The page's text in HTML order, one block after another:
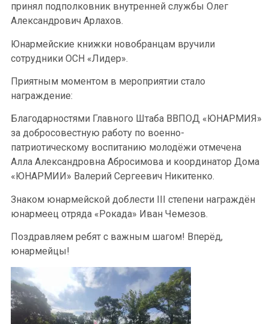
принял подполковник внутренней службы Олег
Александрович Арлахов.
Юнармейские книжки новобранцам вручили
сотрудники ОСН «Лидер».
Приятным моментом в мероприятии стало
награждение:
Благодарностями Главного Штаба ВВПОД «ЮНАРМИЯ»
за добросовестную работу по военно-
патриотическому воспитанию молодёжи отмечена
Алла Александровна Абросимова и координатор Дома
«ЮНАРМИИ» Валерий Сергеевич Никитенко.
Знаком юнармейской доблести III степени награждён
юнармеец отряда «Рокада» Иван Чемезов.
Поздравляем ребят с важным шагом! Вперёд,
юнармейцы!